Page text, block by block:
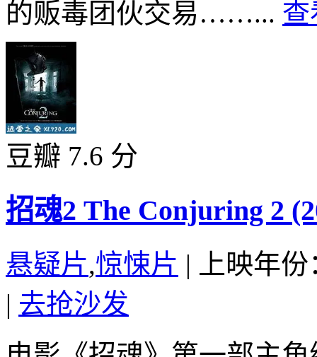
的贩毒团伙交易……... 查
豆瓣 7.6 分
招魂2 The Conjuring 2
悬疑片,惊悚片 |
上映年
| 去抢沙发